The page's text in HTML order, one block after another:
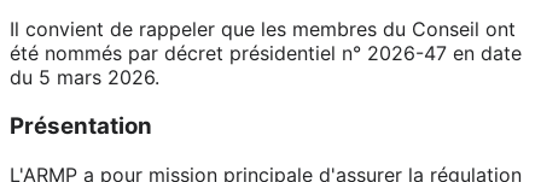
Il convient de rappeler que les membres du Conseil ont
été nommés par décret présidentiel n° 2026-47 en date
du 5 mars 2026.
Présentation
L'ARMP a pour mission principale d'assurer la régulation